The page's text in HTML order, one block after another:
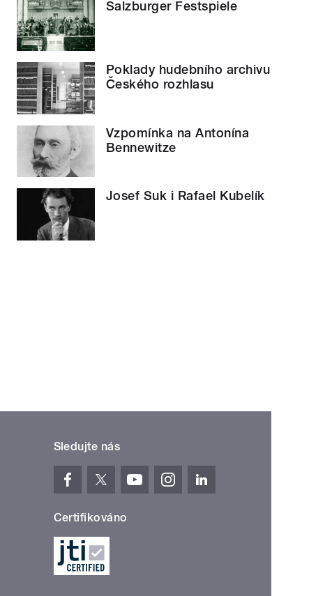
Salzburger Festspiele
Poklady hudebního archivu
Českého rozhlasu
Vzpomínka na Antonína
Bennewitze
Josef Suk i Rafael Kubelík
Sledujte nás
Certifikováno